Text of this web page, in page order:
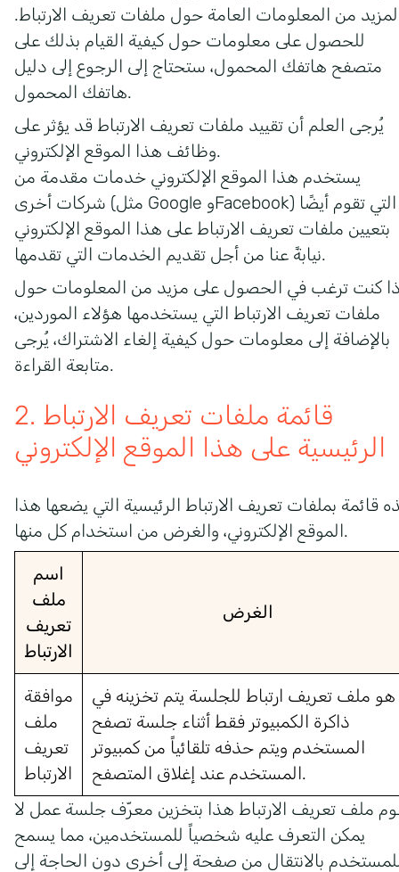
من المعلومات العامة حول ملفات تعريف الارتباط.
للحصول على معلومات حول كيفية القيام بذلك على
متصفح هاتفك المحمول، ستحتاج إلى الرجوع إلى دليل
هاتفك المحمول.
يُرجى العلم أن تقييد ملفات تعريف الارتباط قد يؤثر على
وظائف هذا الموقع الإلكتروني.
يستخدم هذا الموقع الإلكتروني خدمات مقدمة من
شركات أخرى (مثل Google وFacebook) التي تقوم أيضًا
بتعيين ملفات تعريف الارتباط على هذا الموقع الإلكتروني
نيابةً عنا من أجل تقديم الخدمات التي تقدمها.
كنت ترغب في الحصول على مزيد من المعلومات حول
ملفات تعريف الارتباط التي يستخدمها هؤلاء الموردين،
بالإضافة إلى معلومات حول كيفية إلغاء الاشتراك، يُرجى
متابعة القراءة.
2. قائمة ملفات تعريف الارتباط
الرئيسية على هذا الموقع الإلكتروني
قائمة بملفات تعريف الارتباط الرئيسية التي يضعها هذا
الموقع الإلكتروني، والغرض من استخدام كل منها.
اسم
ملف
تعريف
الارتباط
الغرض
موافقة
ملف
تعريف
الارتباط
هو ملف تعريف ارتباط للجلسة يتم تخزينه في
ذاكرة الكمبيوتر فقط أثناء جلسة تصفح
المستخدم ويتم حذفه تلقائياً من كمبيوتر
المستخدم عند إغلاق المتصفح.
ملف تعريف الارتباط هذا بتخزين معرّف جلسة عمل لا
يمكن التعرف عليه شخصياً للمستخدمين، مما يسمح
بالانتقال من صفحة إلى أخرى دون الحاجة إلى